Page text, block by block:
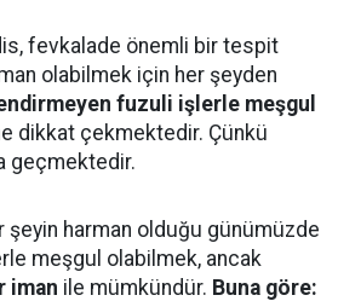
fevkalade önemli bir tespit
olabilmek için her şeyden
fuzuli işlerle meşgul
dikkat çekmektedir. Çünkü
geçmektedir.
harman olduğu günümüzde
meşgul olabilmek, ancak
iman ile mümkündür. Buna göre: